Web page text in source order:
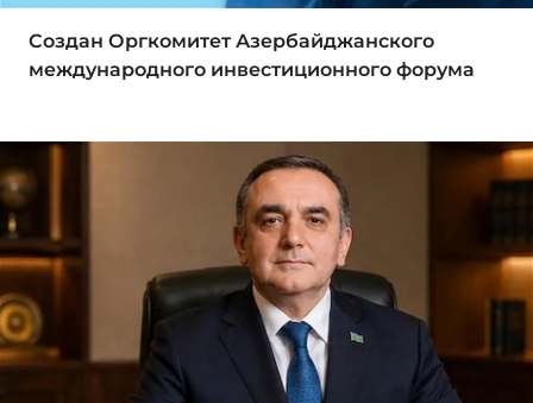
Создан Оргкомитет Азербайджанского
международного инвестиционного форума